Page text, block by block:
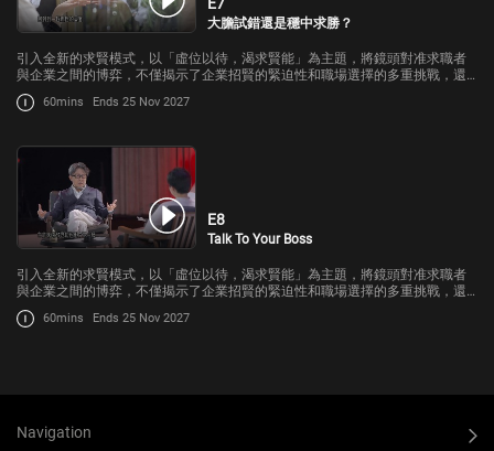
E7
大膽試錯還是穩中求勝？
引入全新的求賢模式，以「虛位以待，渴求賢能」為主題，將鏡頭對准求職者
與企業之間的博弈，不僅揭示了企業招賢的緊迫性和職場選擇的多重挑戰，還
將呈現出職場背後不為人知的故事。
60mins Ends 25 Nov 2027
E8
Talk To Your Boss
引入全新的求賢模式，以「虛位以待，渴求賢能」為主題，將鏡頭對准求職者
與企業之間的博弈，不僅揭示了企業招賢的緊迫性和職場選擇的多重挑戰，還
將呈現出職場背後不為人知的故事。
60mins Ends 25 Nov 2027
Navigation